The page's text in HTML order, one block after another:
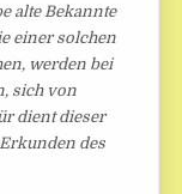
alte Bekannte
einer solchen
werden bei
sich von
dient dieser
des